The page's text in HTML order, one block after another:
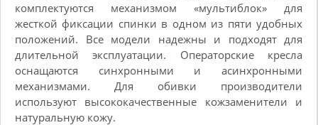
комплектуются механизмом «мультиблок» для
жесткой фиксации спинки в одном из пяти удобных
положений. Все модели надежны и подходят для
длительной эксплуатации. Операторские кресла
оснащаются синхронными и асинхронными
механизмами. Для обивки производители
используют высококачественные кожзаменители и
натуральную кожу.